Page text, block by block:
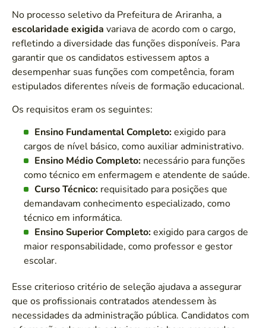
No processo seletivo da Prefeitura de Ariranha, a
escolaridade exigida variava de acordo com o cargo,
refletindo a diversidade das funções disponíveis. Para
garantir que os candidatos estivessem aptos a
desempenhar suas funções com competência, foram
estipulados diferentes níveis de formação educacional.
Os requisitos eram os seguintes:
Ensino Fundamental Completo:exigido para
cargos de nível básico, como auxiliar administrativo.
Ensino Médio Completo: necessário para funções
como técnico em enfermagem e atendente de saúde.
Curso Técnico: requisitado para posições que
demandavam conhecimento especializado, como
técnico em informática.
Ensino Superior Completo:exigido para cargos de
maior responsabilidade, como professor e gestor
escolar.
Esse criterioso critério de seleção ajudava a assegurar
que os profissionais contratados atendessem às
necessidades da administração pública. Candidatos com